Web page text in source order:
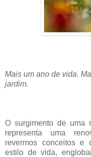
Mais um ano de vida.
jardim.
O surgimento de uma
representa uma
revermos conceitos e
estilo de vida,